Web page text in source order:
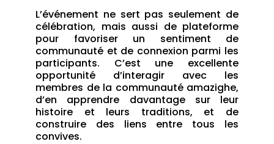
L’événement ne sert pas seulement de
célébration, mais aussi de plateforme
pour favoriser un sentiment de
communauté et de connexion parmi les
participants. C’est une excellente
opportunité d’interagir avec les
membres de la communauté amazighe,
d’en apprendre davantage sur leur
histoire et leurs traditions, et de
construire des liens entre tous les
convives.